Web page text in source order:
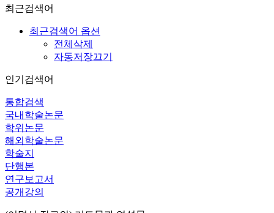
최근검색어
최근검색어 옵션
전체삭제
자동저장끄기
인기검색어
통합검색
국내학술논문
학위논문
해외학술논문
학술지
단행본
연구보고서
공개강의